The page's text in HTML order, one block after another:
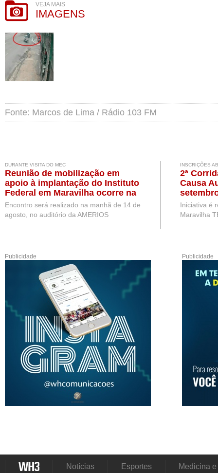
VEJA MAIS
IMAGENS
Fonte: Marcos de Lima / Rádio 103 FM
DURANTE VISITA DO MEC
Reunião de mobilização em
apoio à implantação do Instituto
Federal em Maravilha ocorre na
próxima semana, durante visita
de representantes do MEC
Encontro será realizado na manhã de 14 de
agosto, no auditório da AMERIOS
INSCRIÇÕES
2ª
Causa
Iniciativa é
Maravilha
Publicidade Publicidade
Notícias Esportes Medicina